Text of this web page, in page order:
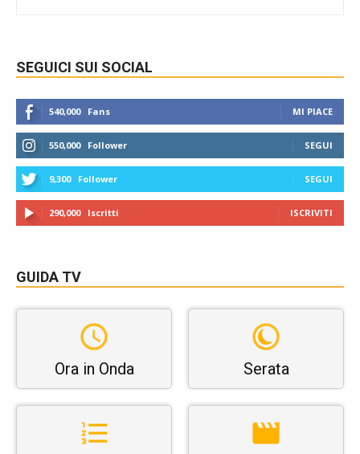
SEGUICI SUI SOCIAL
540,000 Fans MI PIACE
550,000 Follower SEGUI
9,300 Follower SEGUI
290,000 Iscritti ISCRIVITI
GUIDA TV
Ora in Onda Serata